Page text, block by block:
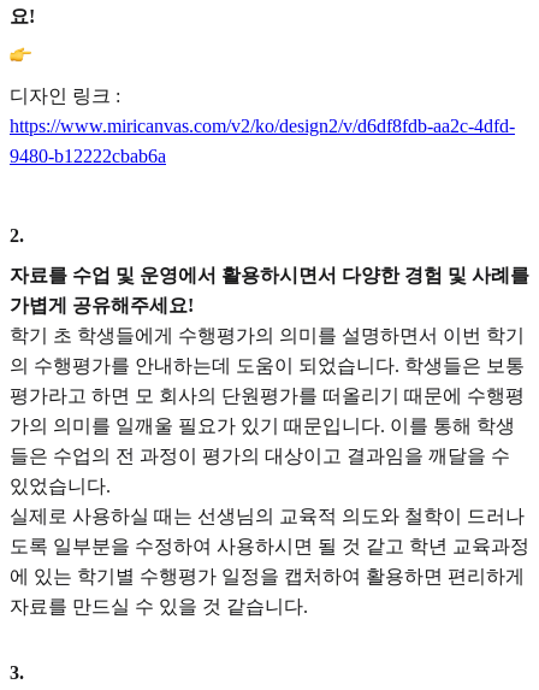
요!
디자인 링크 :
https://www.miricanvas.com/v2/ko/design2/v/d6df8fdb-aa2c-4dfd-
9480-b12222cbab6a
2.
자료를 수업 및 운영에서 활용하시면서 다양한 경험 및 사례를
가볍게 공유해주세요!
학기 초 학생들에게 수행평가의 의미를 설명하면서 이번 학기
의 수행평가를 안내하는데 도움이 되었습니다. 학생들은 보통
평가라고 하면 모 회사의 단원평가를 떠올리기 때문에 수행평
가의 의미를 일깨울 필요가 있기 때문입니다. 이를 통해 학생
들은 수업의 전 과정이 평가의 대상이고 결과임을 깨달을 수
있었습니다.
실제로 사용하실 때는 선생님의 교육적 의도와 철학이 드러나
도록 일부분을 수정하여 사용하시면 될 것 같고 학년 교육과정
에 있는 학기별 수행평가 일정을 캡처하여 활용하면 편리하게
자료를 만드실 수 있을 것 같습니다.
3.